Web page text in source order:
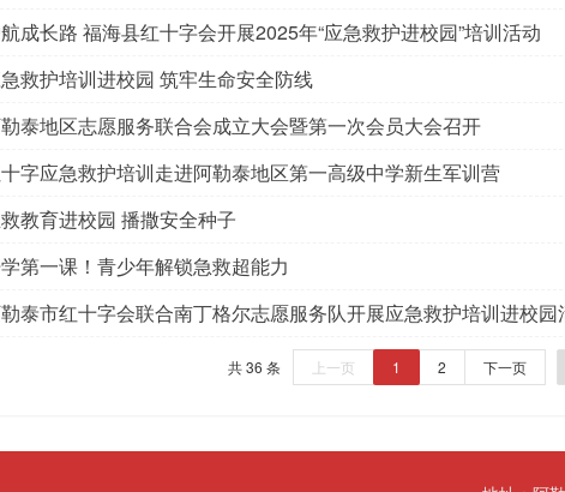
成长路 福海县红十字会开展2025年“应急救护进校园”培训活动
救护培训进校园 筑牢生命安全防线
泰地区志愿服务联合会成立大会暨第一次会员大会召开
字应急救护培训走进阿勒泰地区第一高级中学新生军训营
教育进校园 播撒安全种子
第一课！青少年解锁急救超能力
泰市红十字会联合南丁格尔志愿服务队开展应急救护培训进校园
共 36 条 上一页 1 2 下一页